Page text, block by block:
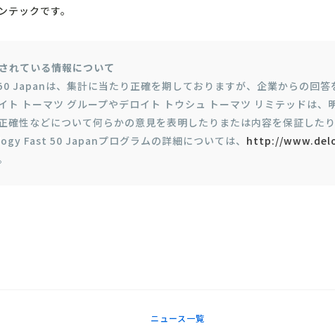
テックです。
れている情報について
は、集計に当たり正確を期しておりますが、企業からの回答
ト トーマツ グループやデロイト トウシュ トーマツ リミテッドは、
確性などについて何らかの意見を表明したりまたは内容を保証した
Fast 50 Japanプログラムの詳細については、 http://
ニュース一覧